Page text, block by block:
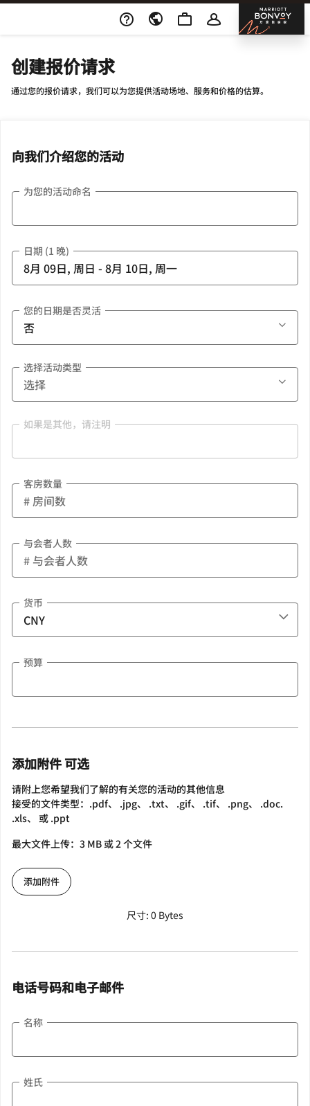
Skip To Content 邦
创建报价请求
通过您的报价请求，我们可以为您提供活动场地、服务和价格的估算。
向我们介绍您的活动
为您的活动命名
日期 (1 晚)
您的日期是否灵活
选择活动类型
如果是其他，请注明
客房数量
与会者人数
货币
预算
添加附件 可选
请附上您希望我们了解的有关您的活动的其他信息
接受的文件类型：.pdf、 .jpg、 .txt、 .gif、 .tif、 .png、 .doc.
.xls、 或 .ppt
最大文件上传：3 MB 或 2 个文件
添加附件
尺寸: 0 Bytes
电话号码和电子邮件
名称
姓氏